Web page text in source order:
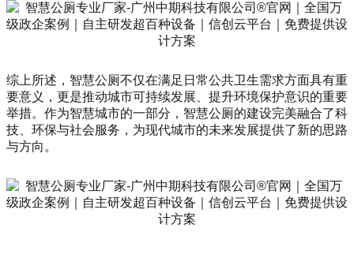
综上所述，智慧公厕不仅在满足日常公共卫生需求方面具有重
要意义，更是推动城市可持续发展、提升环境保护意识的重要
举措。作为智慧城市的一部分，智慧公厕的建设完美融合了科
技、环保与社会服务，为现代城市的未来发展提供了新的思路
与方向。